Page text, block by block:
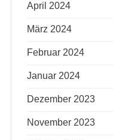
April 2024
März 2024
Februar 2024
Januar 2024
Dezember 2023
November 2023